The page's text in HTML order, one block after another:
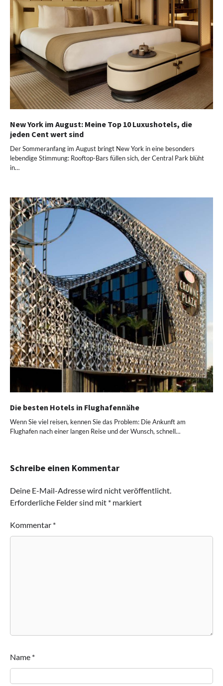
New York im August: Meine Top 10 Luxushotels, die
jeden Cent wert sind
Der Sommeranfang im August bringt New York in eine besonders
lebendige Stimmung: Rooftop-Bars füllen sich, der Central Park blüht
in…
Die besten Hotels in Flughafennähe
Wenn Sie viel reisen, kennen Sie das Problem: Die Ankunft am
Flughafen nach einer langen Reise und der Wunsch, schnell…
Schreibe einen Kommentar
Deine E-Mail-Adresse wird nicht veröffentlicht.
Erforderliche Felder sind mit * markiert
Kommentar *
Name *